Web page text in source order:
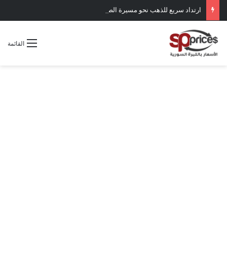
ارتداد سريع للذهب نحو مسيرة الصعود
القائمة